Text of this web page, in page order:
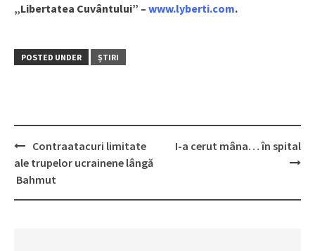
„Libertatea Cuvântului” – www.lyberti.com.
POSTED UNDER ȘTIRI
Post
navigation
Contraatacuri limitate
ale trupelor ucrainene lângă
Bahmut
I-a cerut mâna… în spital